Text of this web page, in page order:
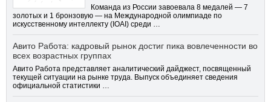
Команда из России завоевала 8 медалей — 7
золотых и 1 бронзовую — на Международной олимпиаде по
искусственному интеллекту (IOAI) среди …
Авито Работа: кадровый рынок достиг пика вовлеченности во
всех возрастных группах
Авито Работа представляет аналитический дайджест, посвященный
текущей ситуации на рынке труда. Выпуск объединяет сведения
официальной статистики …